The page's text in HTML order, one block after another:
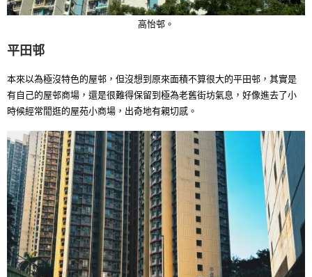
高怡邨。
平田邨
本來以為極沒特色的屋邨，但沒想到原來面積不算很大的平田邨，其實是
有自己的屋邨商場，還是很難得保留到極為老舊街坊氣息，好像進去了小
時候經常閒逛的屋苑小商場，出奇地有親切感。